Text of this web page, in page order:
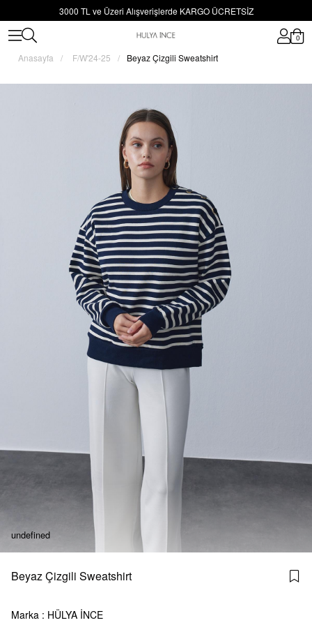
3000 TL ve Üzeri Alışverişlerde KARGO ÜCRETSİZ
0
Anasayfa F/W'24-25 Beyaz Çizgili Sweatshirt
undefined
Beyaz Çizgili Sweatshirt
Marka : HÜLYA İNCE